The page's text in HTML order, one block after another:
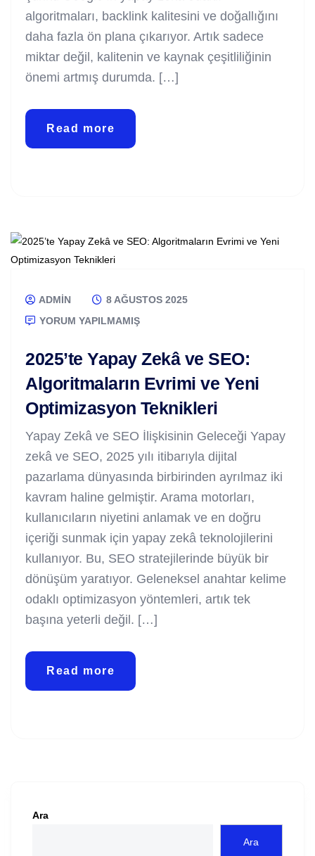
algoritmaları, backlink kalitesini ve doğallığını
daha fazla ön plana çıkarıyor. Artık sadece
miktar değil, kalitenin ve kaynak çeşitliliğinin
önemi artmış durumda. […]
Read more
ADMIN
8 AĞUSTOS 2025
YORUM YAPILMAMIŞ
2025’te Yapay Zekâ ve SEO:
Algoritmaların Evrimi ve Yeni
Optimizasyon Teknikleri
Yapay Zekâ ve SEO İlişkisinin Geleceği Yapay
zekâ ve SEO, 2025 yılı itibarıyla dijital
pazarlama dünyasında birbirinden ayrılmaz iki
kavram haline gelmiştir. Arama motorları,
kullanıcıların niyetini anlamak ve en doğru
içeriği sunmak için yapay zekâ teknolojilerini
kullanıyor. Bu, SEO stratejilerinde büyük bir
dönüşüm yaratıyor. Geleneksel anahtar kelime
odaklı optimizasyon yöntemleri, artık tek
başına yeterli değil. […]
Read more
Ara
Ara